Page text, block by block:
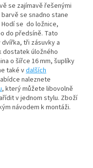
se zajímavě řešenými
se snadno stane
se do ložnice,
do předsíně. Tato
tři zásuvky a
úložného
o šířce 16 mm, šuplíky
také vdalších
naleznete
, který můžete libovolně
v jednom stylu. Zboží
návodem k montáži.